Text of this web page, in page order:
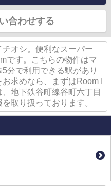
合わせする
チオシ。便利なスーパー
です。こちらの物件はマ
分で利用できる駅があり
求めなら、まずはRoom I
地下鉄谷町線谷町六丁目
取り扱っております。